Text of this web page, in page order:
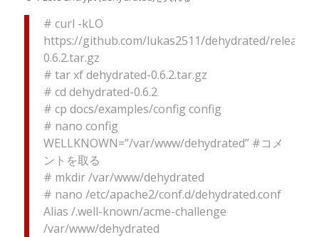
# curl -kLO
https://github.com/lukas2511/dehydrated/
0.6.2.tar.gz
# tar xf dehydrated-0.6.2.tar.gz
# cd dehydrated-0.6.2
# cp docs/examples/config config
# nano config
WELLKNOWN=”/var/www/dehydrated” #コメ
ントを取る
# mkdir /var/www/dehydrated
# nano /etc/apache2/conf.d/dehydrated.conf
Alias /.well-known/acme-challenge
/var/www/dehydrated